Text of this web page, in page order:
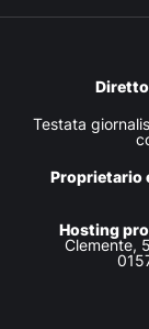
Testata
Proprietario
Hosting
Clemente,